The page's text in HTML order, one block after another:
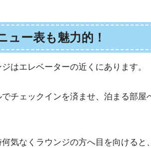
ュー表も魅力的！
はエレベーターの近くにあります。
チェックインを済ませ、泊まる部
何気なくラウンジの方へ目を向ける